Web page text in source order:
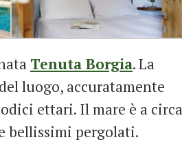
Tenuta Borgia. La
luogo, accuratamente
ettari. Il mare è a circa
bellissimi pergolati.